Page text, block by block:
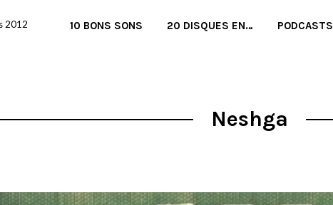
2012 10 BONS SONS 20 DISQUES EN… PODCASTS
Neshga